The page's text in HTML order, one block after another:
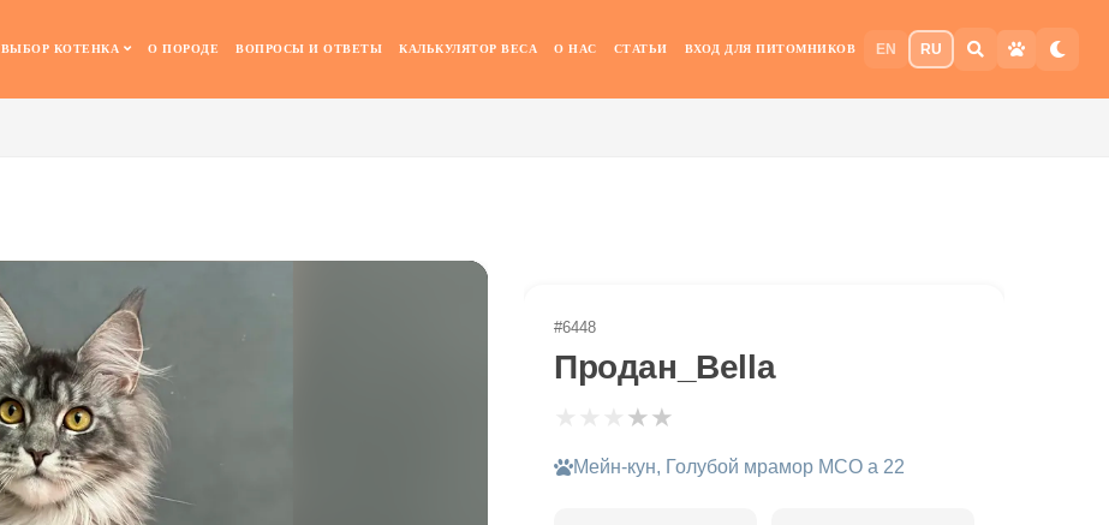
ВЫБОР КОТЕНКА О ПОРОДЕ ВОПРОСЫ И ОТВЕТЫ КАЛЬКУЛЯТОР ВЕСА О НАС СТАТЬИ ВХОД ДЛЯ ПИТОМНИКОВ EN RU
#6448
Продан_Bella
★★
Мейн-кун, Голубой мрамор MCO a 22